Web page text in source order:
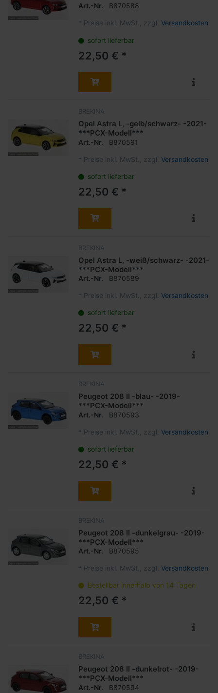
Art.-Nr. B870588
* Preise inkl. MwSt., zzgl. Versandkosten
sofort lieferbar
22,50 € *
BREKINA
Opel Astra L, -gelb/schwarz- -2021-
***PCX-Modell***
Art.-Nr. B870591
* Preise inkl. MwSt., zzgl. Versandkosten
sofort lieferbar
22,50 € *
BREKINA
Opel Astra L, -weiß/schwarz- -2021-
***PCX-Modell***
Art.-Nr. B870589
* Preise inkl. MwSt., zzgl. Versandkosten
sofort lieferbar
22,50 € *
BREKINA
Peugeot 208 II -blau- -2019-
***PCX-Modell***
Art.-Nr. B870593
* Preise inkl. MwSt., zzgl. Versandkosten
sofort lieferbar
22,50 € *
BREKINA
Peugeot 208 II -dunkelgrau- -2019-
***PCX-Modell***
Art.-Nr. B870595
* Preise inkl. MwSt., zzgl. Versandkosten
Bestellbar innerhalb von 14 Tagen
22,50 € *
BREKINA
Peugeot 208 II -dunkelrot- -2019-
***PCX-Modell***
Art.-Nr. B870594